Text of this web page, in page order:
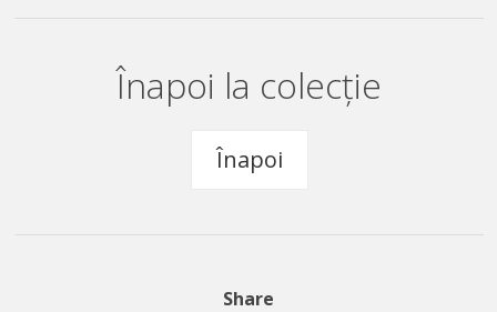
Înapoi la colecție
Înapoi
Share